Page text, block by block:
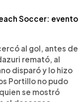
Soccer: evento
al gol, antes de
remató, al
disparó y lo hizo
Portillo no pudo
se mostró